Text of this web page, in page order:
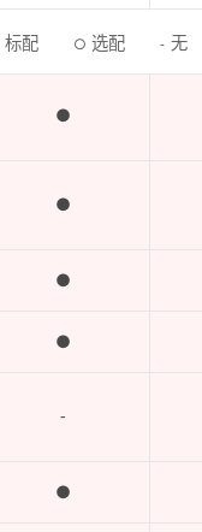
标配 ○ 选配 - 无
●
●
●
●
-
●